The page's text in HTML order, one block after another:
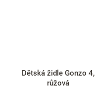
Dětská židle Gonzo 4,
růžová